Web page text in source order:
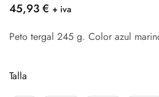
45,93€ + iva
Peto tergal 245 g. Color azul
Talla